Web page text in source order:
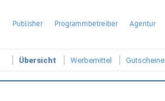
Publisher Programmbetreiber Agentur
Übersicht Werbemittel Gutscheine